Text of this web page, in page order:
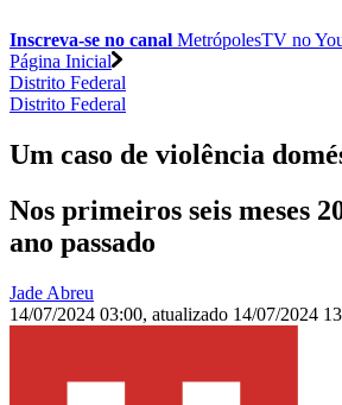
Inscreva-se no canal MetrópolesTV no
Página Inicial
Distrito Federal
Distrito Federal
Um caso de violência
Nos primeiros seis meses
ano passado
Jade Abreu
14/07/2024 03:00, atualizado 14/07/2024